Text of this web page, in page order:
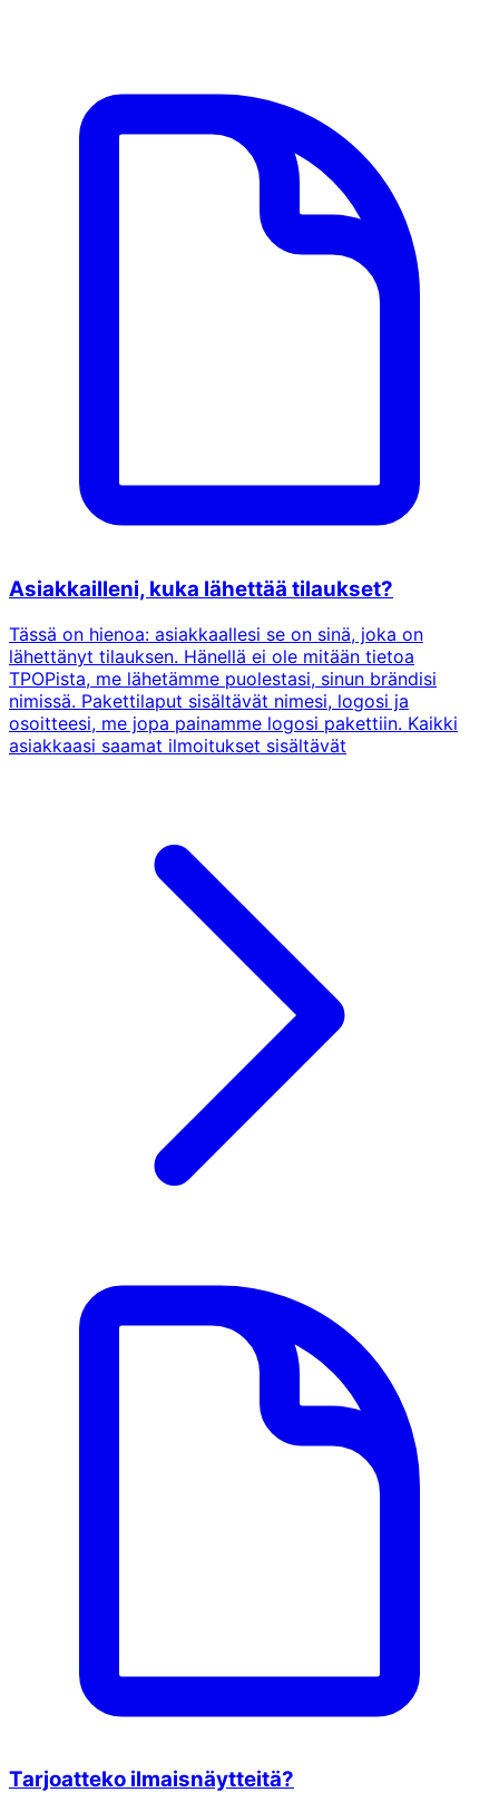
Asiakkailleni, kuka lähettää tilaukset?
Tässä on hienoa: asiakkaallesi se on sinä, joka on
lähettänyt tilauksen. Hänellä ei ole mitään tietoa
TPOPista, me lähetämme puolestasi, sinun brändisi
nimissä. Pakettilaput sisältävät nimesi, logosi ja
osoitteesi, me jopa painamme logosi pakettiin. Kaikki
asiakkaasi saamat ilmoitukset sisältävät
Tarjoatteko ilmaisnäytteitä?